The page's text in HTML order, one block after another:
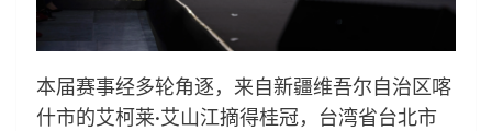
本届赛事经多轮角逐，来自新疆维吾尔自治区喀
什市的艾柯莱·艾山江摘得桂冠，台湾省台北市